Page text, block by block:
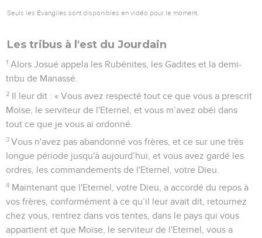
Seuls les Évangiles sont disponibles en vidéo pour le moment.
Les tribus à l'est du Jourdain
1 Alors Josué appela les Rubénites, les Gadites et la demi-
tribu de Manassé.
2 Il leur dit : « Vous avez respecté tout ce que vous a prescrit
Moïse, le serviteur de l'Eternel, et vous m’avez obéi dans
tout ce que je vous ai ordonné.
3 Vous n'avez pas abandonné vos frères, et ce sur une très
longue période jusqu'à aujourd’hui, et vous avez gardé les
ordres, les commandements de l'Eternel, votre Dieu.
4 Maintenant que l'Eternel, votre Dieu, a accordé du repos à
vos frères, conformément à ce qu’il leur avait dit, retournez
chez vous, rentrez dans vos tentes, dans le pays qui vous
appartient et que Moïse, le serviteur de l'Eternel, vous a